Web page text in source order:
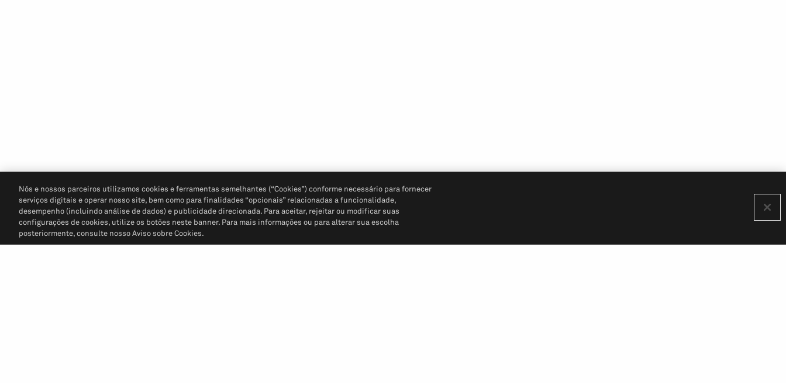
Nós e nossos parceiros utilizamos cookies e ferramentas semelhantes (“Cookies”) conforme necessário para fornecer
serviços digitais e operar nosso site, bem como para finalidades “opcionais” relacionadas a funcionalidade,
desempenho (incluindo análise de dados) e publicidade direcionada. Para aceitar, rejeitar ou modificar suas
configurações de cookies, utilize os botões neste banner. Para mais informações ou para alterar sua escolha
posteriormente, consulte nosso Aviso sobre Cookies.